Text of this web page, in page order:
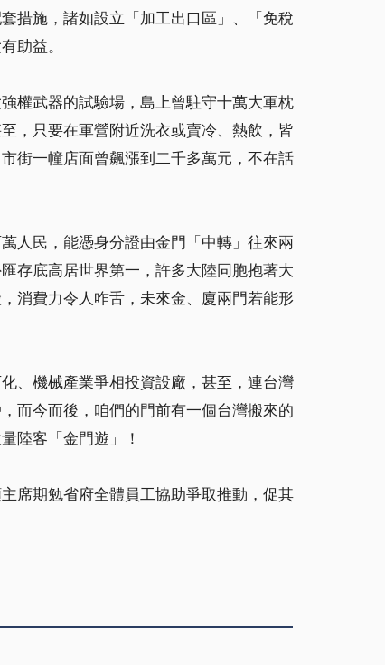
措施，諸如設立「加工出口區」、「免稅
助益。
權武器的試驗場，島上曾駐守十萬大軍枕
，只要在軍營附近洗衣或賣冷、熱飲，皆
街一幢店面曾飆漲到二千多萬元，不在話
人民，能憑身分證由金門「中轉」往來兩
存底高居世界第一，許多大陸同胞抱著大
消費力令人咋舌，未來金、廈兩門若能形
、機械產業爭相投資設廠，甚至，連台灣
而今而後，咱們的門前有一個台灣搬來的
陸客「金門遊」！
席期勉省府全體員工協助爭取推動，促其